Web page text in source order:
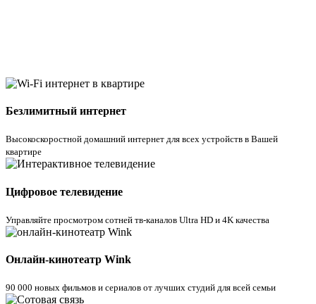
Безлимитный интернет
Высокоскоростной домашний интернет для всех устройств в Вашей
квартире
Цифровое телевидение
Управляйте просмотром cотней тв-каналов Ultra HD и 4K качества
Онлайн-кинотеатр Wink
90 000 новых фильмов и сериалов от лучших студий для всей семьи